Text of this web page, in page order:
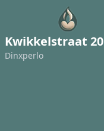
Kwikkelstraat 20
Dinxperlo